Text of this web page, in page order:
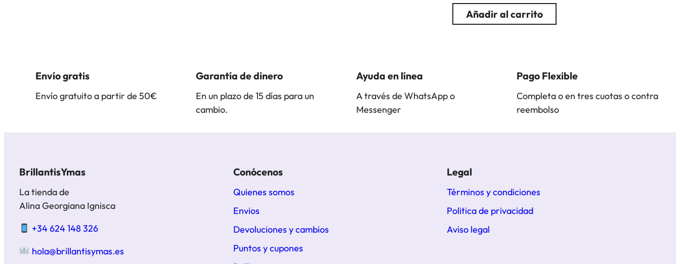
Añadir al carrito
Envío gratis
Envío gratuito a partir de 50€
Garantía de dinero
En un plazo de 15 días para un
cambio.
Ayuda en línea
A través de WhatsApp o
Messenger
Pago Flexible
Completa o en tres cuotas o contra
reembolso
BrillantisYmas
La tienda de
Alina Georgiana Ignisca
+34 624 148 326
hola@brillantisymas.es
Conócenos
Quienes somos
Envios
Devoluciones y cambios
Puntos y cupones
Legal
Términos y condiciones
Politica de privacidad
Aviso legal